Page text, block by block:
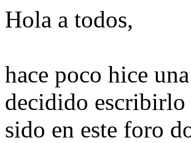
Hola a todos,
hace poco hice
decidido escribirlo
sido en este foro